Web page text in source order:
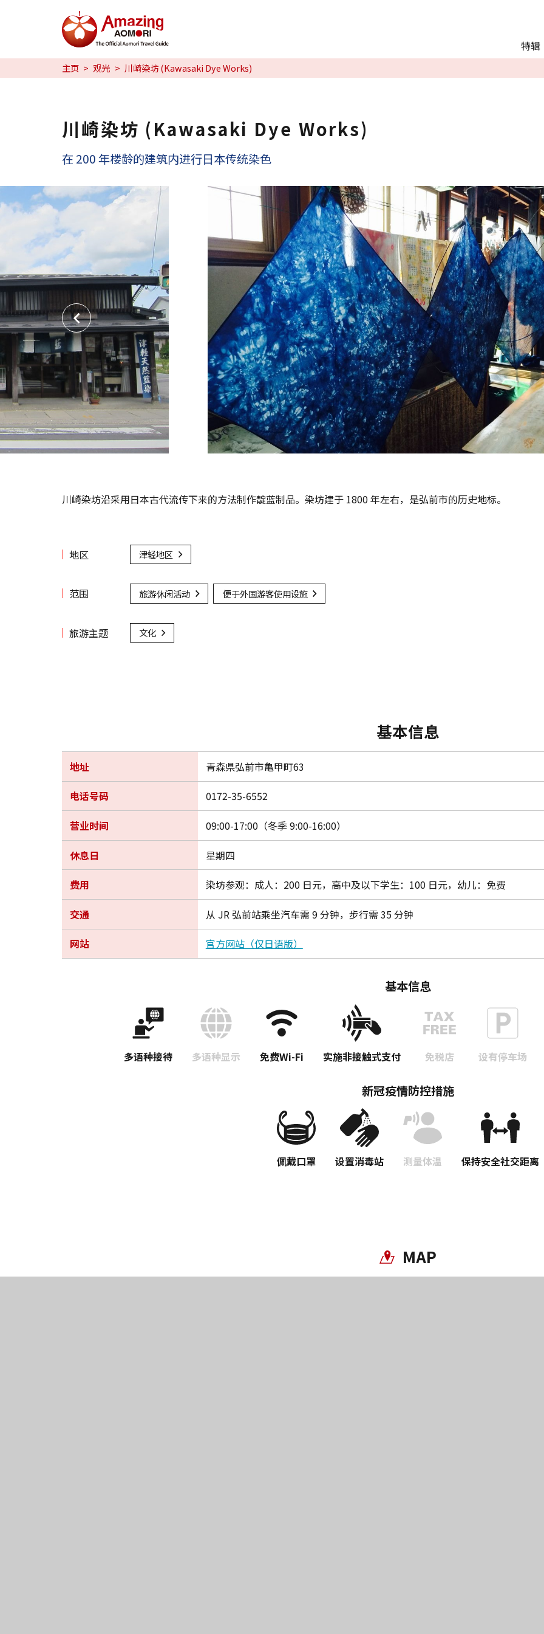
特辑
推荐行程
日本魅力
观光
日本語
相册
主页 观光 川崎染坊 (Kawasaki Dye Works)
川崎染坊 (Kawasaki Dye Works)
在 200 年楼龄的建筑内进行日本传统染色
川崎染坊沿采用日本古代流传下来的方法制作靛蓝制品。染坊建于 1800 年左右，是弘前市的历史地标。
地区 津轻地区
范围 旅游休闲活动 便于外国游客使用设施
旅游主题 文化
基本信息
地址 青森県弘前市亀甲町63
电话号码 0172-35-6552
营业时间 09:00-17:00（冬季 9:00-16:00）
休息日 星期四
费用 染坊参观：成人：200 日元，高中及以下学生：100 日元，幼儿：免费
交通 从 JR 弘前站乘坐汽车需 9 分钟，步行需 35 分钟
网站 官方网站（仅日语版）
基本信息
多语种接待 多语种显示 免费Wi-Fi 实施非接触式支付 免税店 设有停车场
新冠疫情防控措施
佩戴口罩 设置消毒站 测量体温 保持安全社交距离
MAP
特辑